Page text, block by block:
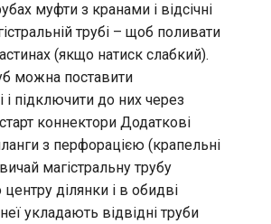
муфти з кранами і відсічні
трубі – щоб поливати
(якщо натиск слабкий).
можна поставити
і підключити до них через
коннектори Додаткові
з перфорацією (крапельні
магістральну трубу
ділянки і в обидві
укладають відвідні труби